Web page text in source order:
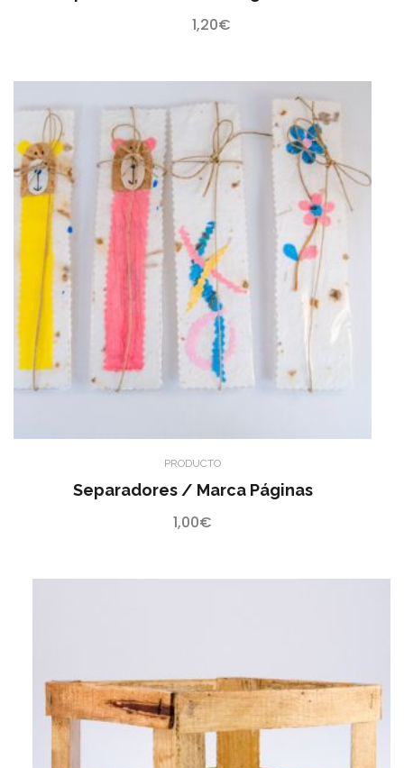
1,20€
PRODUCTO
Separadores / Marca Páginas
1,00€